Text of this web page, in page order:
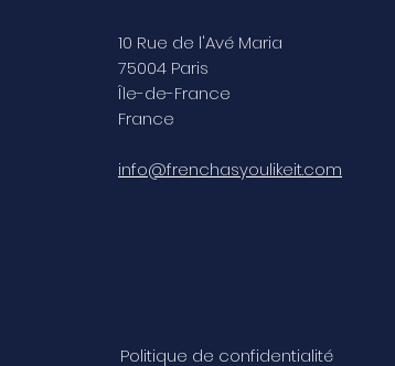
10 Rue de l'Avé Maria
75004 Paris
Île-de-France
France
info@frenchasyoulikeit.com
Politique de confidentialité